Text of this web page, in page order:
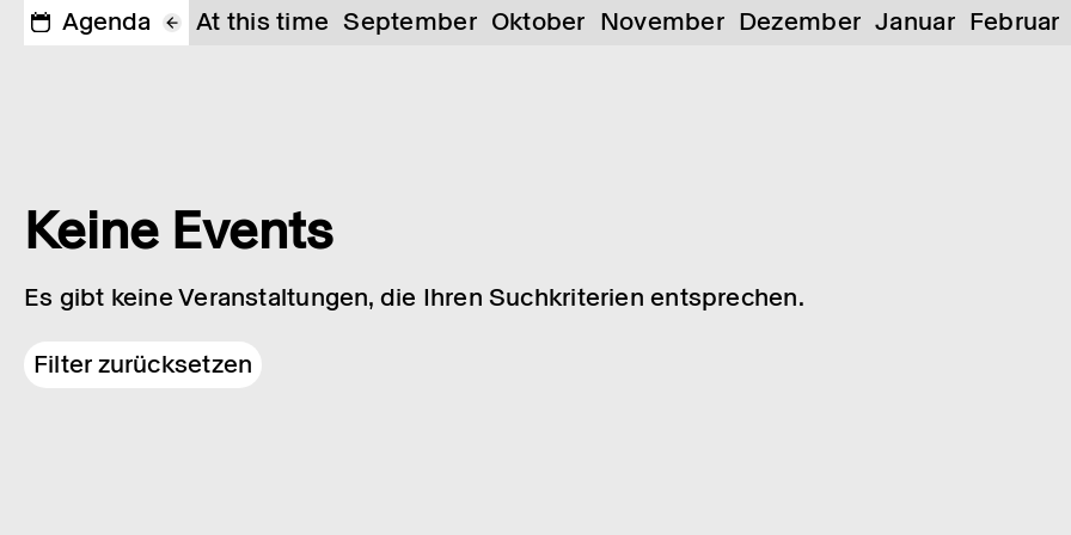
Agenda At this time September Oktober November Dezember Januar Februar
Keine Events
Es gibt keine Veranstaltungen, die Ihren Suchkriterien entsprechen.
Filter zurücksetzen